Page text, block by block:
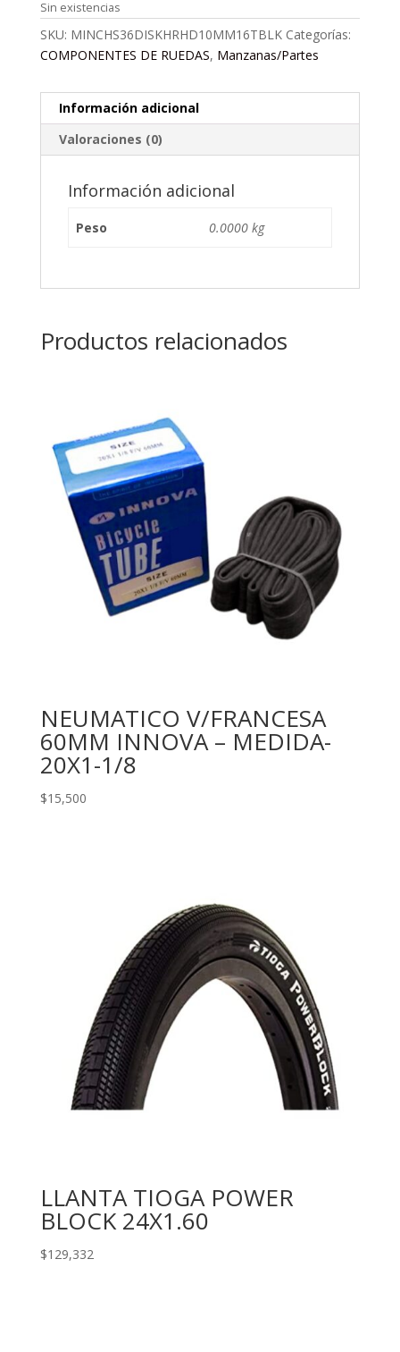
Sin existencias
SKU: MINCHS36DISKHRHD10MM16TBLK Categorías:
COMPONENTES DE RUEDAS, Manzanas/Partes
Información adicional
Valoraciones (0)
Información adicional
Peso 0.0000 kg
Productos relacionados
NEUMATICO V/FRANCESA
60MM INNOVA – MEDIDA-
20X1-1/8
$15,500
LLANTA TIOGA POWER
BLOCK 24X1.60
$129,332